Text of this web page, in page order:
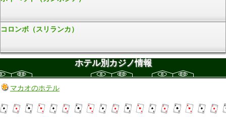
コロンボ（スリランカ）
ホテル別カジノ情報
マカオのホテル